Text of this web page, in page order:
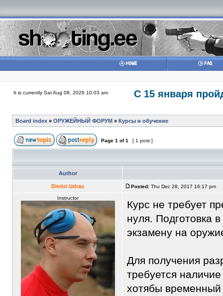
It is currently Sat Aug 08, 2026 10:03 am С 15 января
Board index » ОРУЖЕЙНЫЙ ФОРУМ » Курсы и обучение
Page 1 of1 [ 1 post ]
Author
Dmitri Udras Posted: Thu Dec 28, 2017 16:17 pm
Instructor
Курс не требует
нуля. Подготовка
экзамену на
Для получения
требуется
хотябы временный